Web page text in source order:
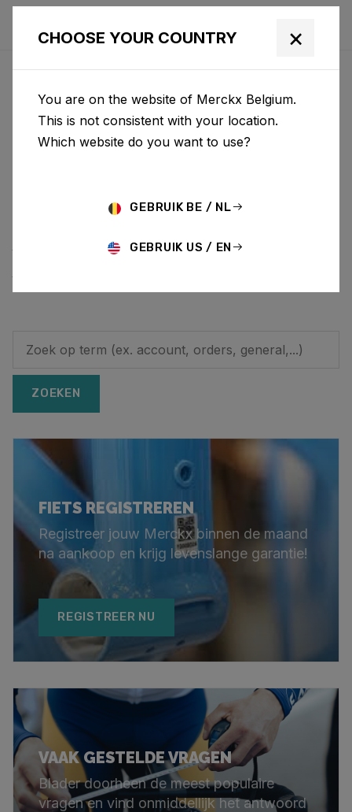
HOE KUNNEN WE JOU
HELPEN?
Ben je op zoek naar
deze pagina vind je
vaak gestelde
vragen.
ZOEKEN
FIETS REGISTREREN
Registreer jouw Merckx binnen de maand
na aankoop en krijg levenslange garantie!
REGISTREER NU
VAAK GESTELDE VRAGEN
Blader doorheen de meest populaire
vragen en vind onmiddellijk het antwoord
CHOOSE YOUR COUNTRY ×
You are on the website of Merckx Belgium.
This is not consistent with your location.
Which website do you want to use?
GEBRUIK BE / NL
GEBRUIK US / EN